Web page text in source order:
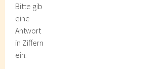
Bitte gib
eine
Antwort
in Ziffern
ein: